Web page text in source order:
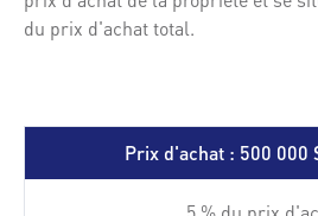
du prix d'achat total.
Prix d'achat : 500 000